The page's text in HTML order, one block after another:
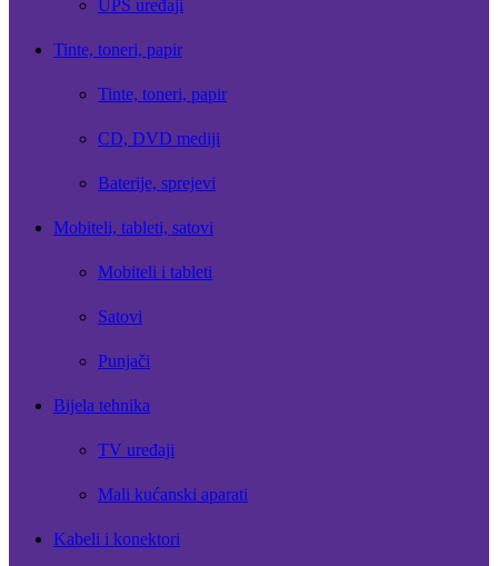
UPS uređaji
Tinte, toneri, papir
Tinte, toneri, papir
CD, DVD mediji
Baterije, sprejevi
Mobiteli, tableti, satovi
Mobiteli i tableti
Satovi
Punjači
Bijela tehnika
TV uređaji
Mali kućanski aparati
Kabeli i konektori